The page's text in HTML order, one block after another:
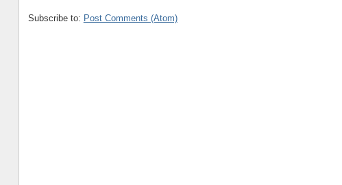
Subscribe to: Post Comments (Atom)